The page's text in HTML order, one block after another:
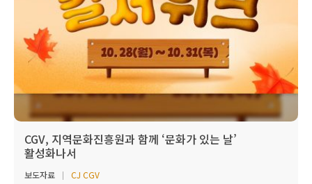
CGV, 지역문화진흥원과 함께 ‘문화가 있는 날’
활성화나서
보도자료
CJ CGV